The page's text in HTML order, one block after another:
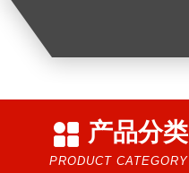
产品分类
PRODUCT CATEGORY